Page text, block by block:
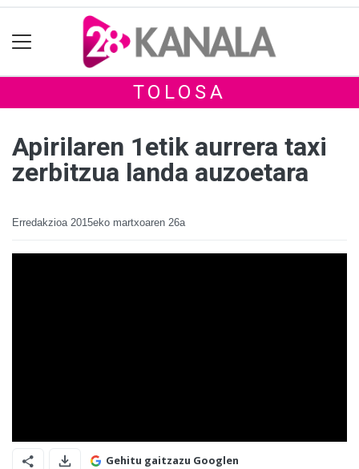
TOLOSA
Apirilaren 1etik aurrera taxi
zerbitzua landa auzoetara
Erredakzioa 2015eko martxoaren 26a
Gehitu gaitzazu Googlen